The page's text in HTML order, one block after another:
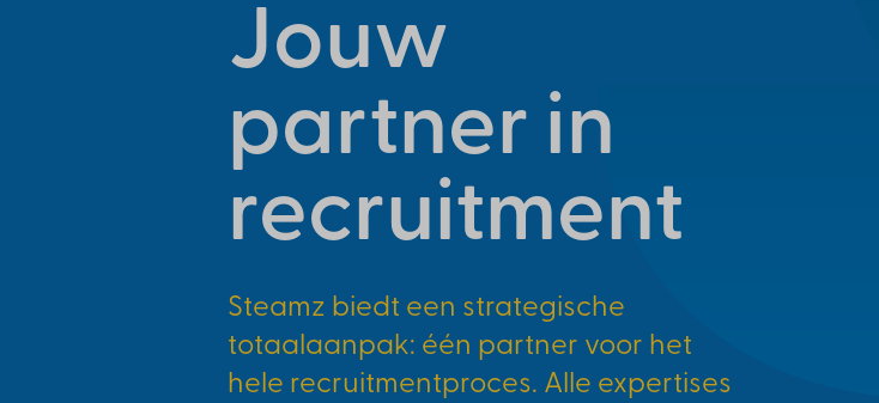
Jouw
partner in
recruitment
Steamz biedt een strategische
totaalaanpak: één partner voor het
hele recruitmentproces. Alle expertises